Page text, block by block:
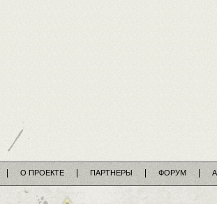
О ПРОЕКТЕ ПАРТНЕРЫ ФОРУМ